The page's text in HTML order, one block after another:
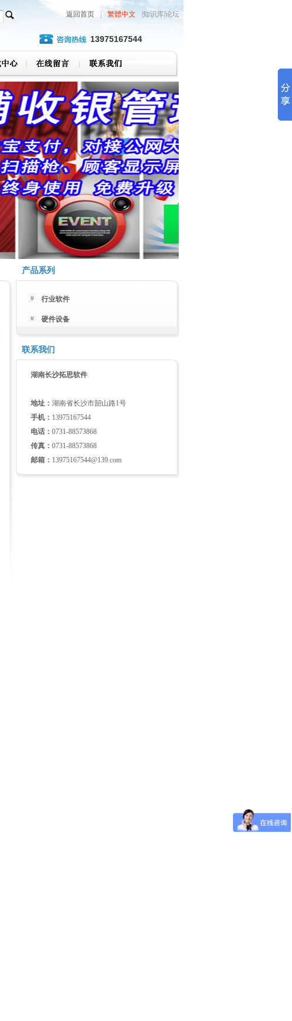
返回首页 繁體中文 |知识库|论坛
13975167544
产品系列
行业软件
硬件设备
联系我们
湖南长沙拓思软件
地址： 湖南省长沙市韶山路1号
手机： 13975167544
电话： 0731-88573868
传真： 0731-88573868
邮箱： 13975167544@139.com